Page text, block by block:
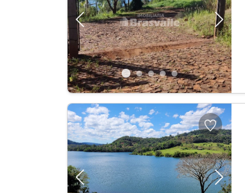
Previous Next
Previous Next